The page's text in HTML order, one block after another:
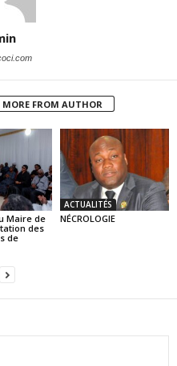
MORE FROM AUTHOR
Maire de
des
de
ACTUALITÉS
NÉCROLOGIE